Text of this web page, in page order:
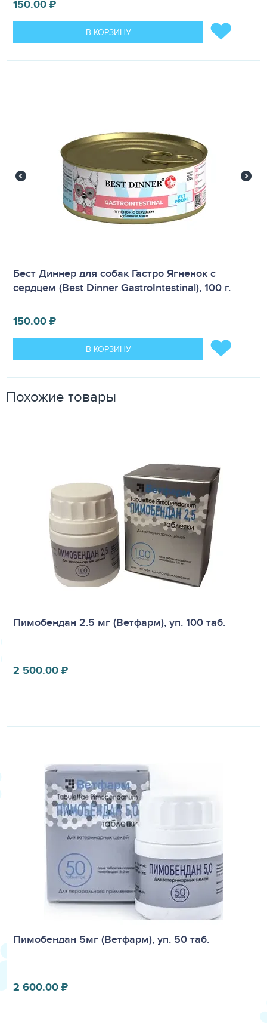
150.00₽
В КОРЗИНУ
Бест Диннер для собак Гастро Ягненок с
сердцем (Best Dinner GastroIntestinal), 100 г.
150.00₽
В КОРЗИНУ
Похожие товары
Пимобендан 2.5 мг (Ветфарм), уп. 100 таб.
2 500.00₽
Пимобендан 5мг (Ветфарм), уп. 50 таб.
2 600.00₽